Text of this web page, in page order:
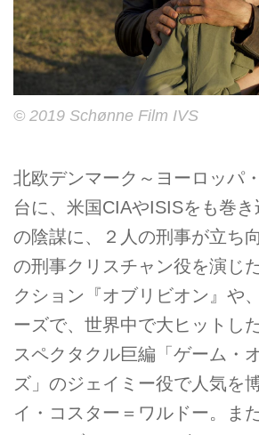
© 2019 Schønne Film IVS
北欧デンマーク～ヨーロッパ
台に、米国CIAやISISをも巻
の陰謀に、２人の刑事が立ち
の刑事クリスチャン役を演じ
クション『オブリビオン』や
ーズで、世界中で大ヒットし
スペクタクル巨編「ゲーム・
ズ」のジェイミー役で人気を
イ・コスター＝ワルドー。ま